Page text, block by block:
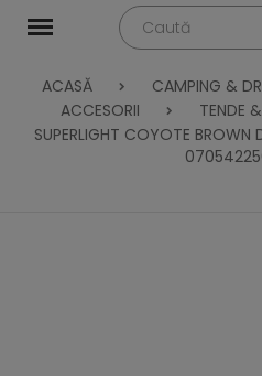
ACASĂ
CAMPING &
ACCESORII
TENDE
SUPERLIGHT COYOTE